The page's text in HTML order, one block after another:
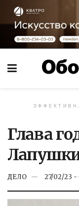
Глава
ДЕЛО 27/02/23 -